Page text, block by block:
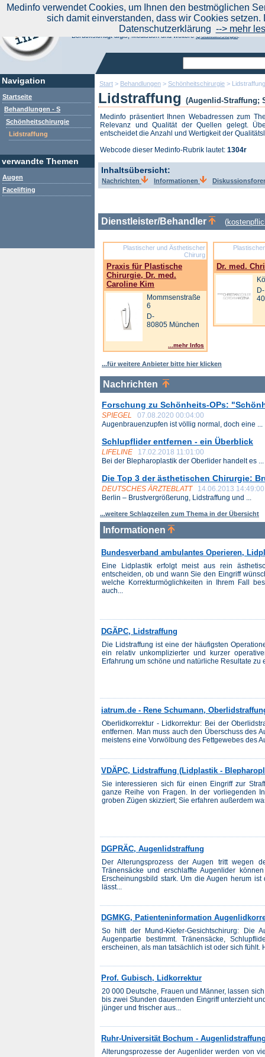
Start > Behandlungen > Schönheitschirurgie > Lidstraffung
Lidstraffung (Augenlid-Straffung;
Medinfo präsentiert Ihnen Webadressen zum
Relevanz und Qualität der Quellen gelegt.
entscheidet die Anzahl und Wertigkeit der
Webcode dieser Medinfo-Rubrik lautet: 1304r
Inhaltsübersicht:
Nachrichten Informationen
Dienstleister/Behandler (
Plastischer und Ästhetischer
Chirurg
Praxis für Plastische
Chirurgie, Dr. med.
Caroline Kim
Mommsenstraße
6
D-
80805 München
...mehr Infos
Dr. med.
D-
...für weitere Anbieter bitte hier klicken
Nachrichten
Forschung zu Schönheits-OPs:
SPIEGEL
07.08.2020 00:04:00
Augenbrauenzupfen ist völlig normal, doch eine ...
Schlupflider entfernen - ein Überblick
LIFELINE
17.02.2018 11:01:00
Bei der Blepharoplastik der Oberlider handelt es ...
Die Top 3 der ästhetischen Chirurgie:
DEUTSCHES ÄRZTEBLATT
14.06.2013 14:49:00
Berlin – Brustvergrößerung, Lidstraffung und ...
...weitere Schlagzeilen zum Thema in der Übersicht
Informationen
Bundesverband ambulantes Operieren,
Eine Lidplastik erfolgt meist aus rein
entscheiden, ob und wann Sie den Eingriff
welche Korrekturmöglichkeiten in Ihrem Fall
auch...
DGÄPC, Lidstraffung
Die Lidstraffung ist eine der häufigsten
ein relativ unkomplizierter und kurzer
Erfahrung um schöne und natürliche Resultate zu
iatrum.de - Rene Schumann,
Oberlidkorrektur - Lidkorrektur: Bei der
entfernen. Man muss auch den Überschuss des
meistens eine Vorwölbung des Fettgewebes des
VDÄPC, Lidstraffung (Lidplastik -
Sie interessieren sich für einen Eingriff zur
ganze Reihe von Fragen. In der vorliegenden
groben Zügen skizziert; Sie erfahren außerdem
DGPRÄC, Augenlidstraffung
Der Alterungsprozess der Augen tritt wegen
Tränensäcke und erschlaffte Augenlider
Erscheinungsbild stark. Um die Augen herum
lässt...
DGMKG, Patienteninformation
So hilft der Mund-Kiefer-Gesichtschirurg: Die
Augenpartie bestimmt. Tränensäcke,
erscheinen, als man tatsächlich ist oder sich
Prof. Gubisch, Lidkorrektur
20 000 Deutsche, Frauen und Männer, lassen
bis zwei Stunden dauernden Eingriff unterzieht
jünger und frischer aus...
Ruhr-Universität Bochum -
Alterungsprozesse der Augenlider werden von
Navigation
Startseite
Behandlungen - S
Schönheitschirurgie
Lidstraffung
verwandte Themen
Augen
Facelifting
Aktuelle Nachrichten|
Suchen Sie noch oder Finden Sie schon?
Medinfo.de - Meta-Portal für Gesundheitsthemen
Berücksichtigt afgis, Medisuch und weitereQualitätssiegel.
Medinfo verwendet Cookies, um Ihnen den bestmöglichen
sich damit einverstanden, dass wir Cookies
Datenschutzerklärung --> mehr